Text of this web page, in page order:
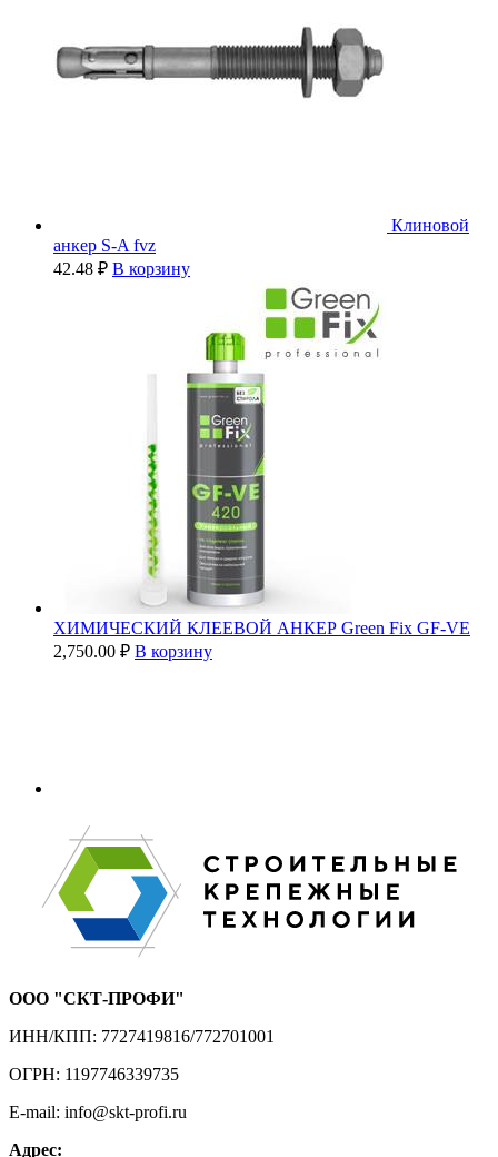
Клиновой
анкер S-A fvz
42.48 ₽ В корзину
ХИМИЧЕСКИЙ КЛЕЕВОЙ АНКЕР Green Fix GF-VE
2,750.00 ₽ В корзину
ООО "СКТ-ПРОФИ"
ИНН/КПП: 7727419816/772701001
ОГРН: 1197746339735
E-mail: info@skt-profi.ru
Адрес: